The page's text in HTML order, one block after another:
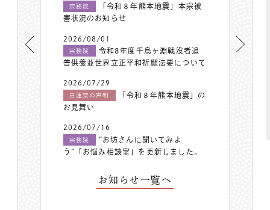
宗務院
「令和８年熊本地震」本宗被
害状況のお知らせ
2026/08/01
宗務院
令和8年度千鳥ヶ淵戦没者追
善供養並世界立正平和祈願法要について
2026/07/29
日蓮宗の声明
「令和８年熊本地震」の
お見舞い
2026/07/16
宗務院
”お坊さんに聞いてみよ
う”「お悩み相談室」を更新しました。
お知らせ一覧へ